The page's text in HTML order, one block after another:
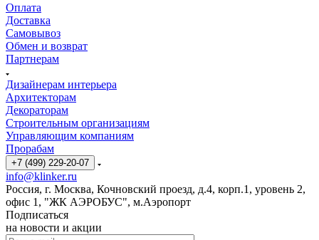
Оплата
Доставка
Самовывоз
Обмен и возврат
Партнерам
Дизайнерам интерьера
Архитекторам
Декораторам
Строительным организациям
Управляющим компаниям
Прорабам
+7 (499) 229-20-07
info@klinker.ru
Россия, г. Москва, Кочновский проезд, д.4, корп.1, уровень 2,
офис 1, "ЖК АЭРОБУС", м.Аэропорт
Подписаться
на новости и акции